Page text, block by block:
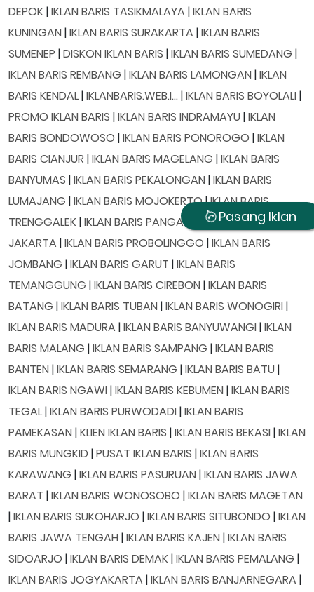
DEPOK|IKLAN BARIS TASIKMALAYA |IKLAN BARIS
KUNINGAN|IKLAN BARIS SURAKARTA |IKLAN BARIS
SUMENEP |DISKON IKLAN BARIS |IKLAN BARIS SUMEDANG |
IKLAN BARIS REMBANG |IKLAN BARIS LAMONGAN|IKLAN
BARIS KENDAL|IKLANBARIS.WEB.I...|IKLAN BARIS BOYOLALI|
PROMO IKLAN BARIS |IKLAN BARIS INDRAMAYU|IKLAN
BARIS BONDOWOSO |IKLAN BARIS PONOROGO |IKLAN
BARIS CIANJUR |IKLAN BARIS MAGELANG |IKLAN BARIS
BANYUMAS |IKLAN BARIS PEKALONGAN|IKLAN BARIS
LUMAJANG |IKLAN BARIS MOJOKERTO|IKLAN BARIS
TRENGGALEK|IKLAN BARIS PANGANDARAN|IKLAN BARIS
JAKARTA |IKLAN BARIS PROBOLINGGO |IKLAN BARIS
JOMBANG |IKLAN BARIS GARUT |IKLAN BARIS
TEMANGGUNG |IKLAN BARIS CIREBON|IKLAN BARIS
BATANG |IKLAN BARIS TUBAN|IKLAN BARIS WONOGIRI|
IKLAN BARIS MADURA |IKLAN BARIS BANYUWANGI|IKLAN
BARIS MALANG |IKLAN BARIS SAMPANG |IKLAN BARIS
BANTEN|IKLAN BARIS SEMARANG |IKLAN BARIS BATU|
IKLAN BARIS NGAWI|IKLAN BARIS KEBUMEN|IKLAN BARIS
TEGAL|IKLAN BARIS PURWODADI|IKLAN BARIS
PAMEKASAN|KLIEN IKLAN BARIS |IKLAN BARIS BEKASI|IKLAN
BARIS MUNGKID |PUSAT IKLAN BARIS |IKLAN BARIS
KARAWANG |IKLAN BARIS PASURUAN|IKLAN BARIS JAWA
BARAT |IKLAN BARIS WONOSOBO |IKLAN BARIS MAGETAN
|IKLAN BARIS SUKOHARJO |IKLAN BARIS SITUBONDO |IKLAN
BARIS JAWA TENGAH|IKLAN BARIS KAJEN|IKLAN BARIS
SIDOARJO |IKLAN BARIS DEMAK|IKLAN BARIS PEMALANG |
IKLAN BARIS JOGYAKARTA |IKLAN BARIS BANJARNEGARA |
Pasang Iklan